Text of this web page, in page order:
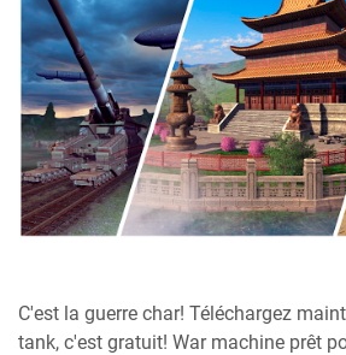
C'est la guerre char! Téléchargez
tank, c'est gratuit! War machine prêt